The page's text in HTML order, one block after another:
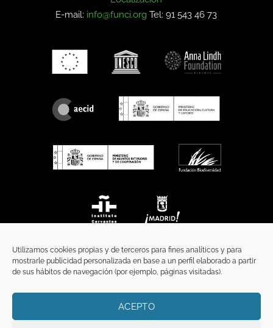
Utilizamos cookies propias y de terceros para fines analíticos y para
mostrarle publicidad personalizada en base a un perfil elaborado a partir
de sus hábitos de navegación (por ejemplo, páginas visitadas).
ACEPTO
E-mail: info@funci.org Tel: 91 543 46 73